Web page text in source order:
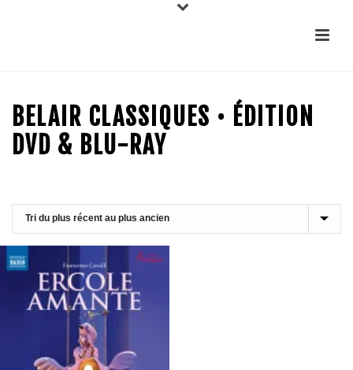
BELAIR CLASSIQUES • ÉDITION
DVD & BLU-RAY